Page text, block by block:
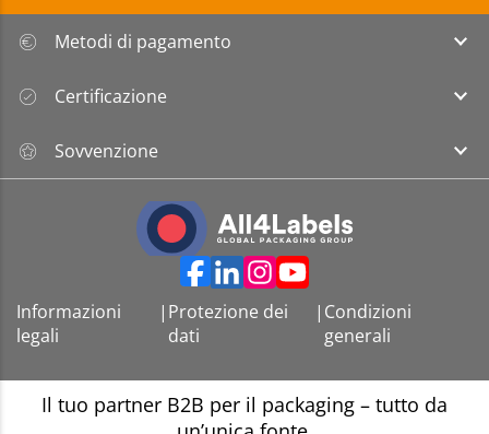
Metodi di pagamento
Certificazione
Sovvenzione
Informazioni
legali
| Protezione dei
dati
| Condizioni
generali
Il tuo partner B2B per il packaging – tutto da